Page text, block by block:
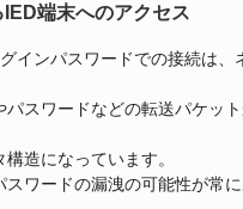
端末へのアクセス
インパスワードでの接続は、
パスワードなどの転送パケッ
造になっています。
スワードの漏洩の可能性が常に